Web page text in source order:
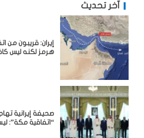
آخر تحديث
إيران: قريبون من
هرمز لكنه ليس
صحيفة إيرانية
“اتفاقية مكة”: